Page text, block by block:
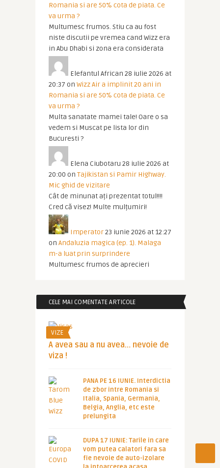
Romania si are 50% cota de piata. Ce
va urma ?
Multumesc frumos. Stiu ca au fost
niste discutii pe vremea cand Wizz era
in Abu Dhabi si zona era considerata
Elefantul African 28 iulie 2026 at
20:37 on Wizz Air a implinit 20 ani in
Romania si are 50% cota de piata. Ce
va urma ?
Multa sanatate mamei tale! Oare o sa
vedem si Muscat pe lista lor din
Bucuresti ?
Elena Ciubotaru 28 iulie 2026 at
20:00 on Tajikistan si Pamir Highway.
Mic ghid de vizitare
Cât de minunat ați prezentat totul!!!!
Cred că visez! Multe mulțumiri!
Imperator23 iunie 2026 at 12:27
on Andaluzia magica (ep. 1). Malaga
m-a luat prin surprindere
Multumesc frumos de aprecieri
CELE MAI COMENTATE ARTICOLE
VIZE
A avea sau a nu avea… nevoie de
viza !
PANA PE 16 IUNIE. Interdictia
de zbor intre Romania si
Italia, Spania, Germania,
Belgia, Anglia, etc este
prelungita
DUPA 17 IUNIE: Tarile in care
vom putea calatori fara sa
fie nevoie de auto-izolare